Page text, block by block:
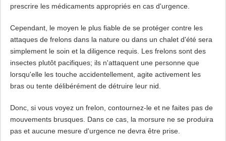
prescrire les médicaments appropriés en cas d'urgence.
Cependant, le moyen le plus fiable de se protéger contre les
attaques de frelons dans la nature ou dans un chalet d'été sera
simplement le soin et la diligence requis. Les frelons sont des
insectes plutôt pacifiques; ils n'attaquent une personne que
lorsqu'elle les touche accidentellement, agite activement les
bras ou tente délibérément de détruire leur nid.
Donc, si vous voyez un frelon, contournez-le et ne faites pas de
mouvements brusques. Dans ce cas, la morsure ne se produira
pas et aucune mesure d'urgence ne devra être prise.